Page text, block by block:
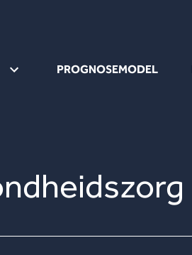
PROGNOSEMODEL